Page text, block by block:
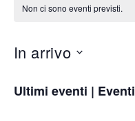
Non ci sono eventi previsti.
In arrivo
la
Ultimi eventi | Eventi